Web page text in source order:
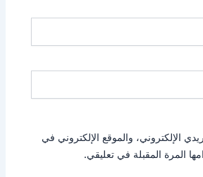
الإلكتروني، والموقع الإلكتروني في
المرة المقبلة في تعليقي.